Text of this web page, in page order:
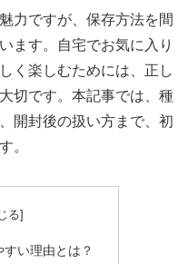
力ですが、保存方法を間
ます。自宅でお気に入り
く楽しむためには、正し
切です。本記事では、種
開封後の扱い方まで、初
。
い理由とは？